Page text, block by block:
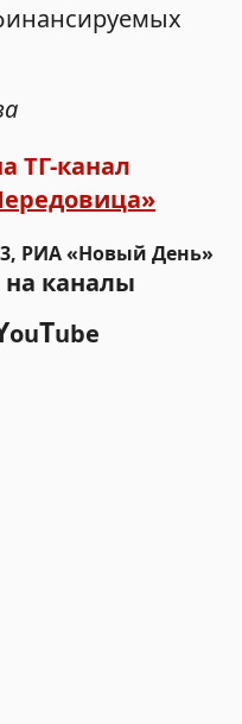
ТГ-канал
РИА «Новый День»
каналы
ouTube